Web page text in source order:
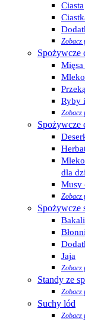
Ciasta
Zobacz
Spożywcze
Ryby
Zobacz
Spożywcze
dla
Musy
Zobacz
Spożywcze
Jaja
Zobacz
Standy ze
Zobacz
Suchy lód
Zobacz